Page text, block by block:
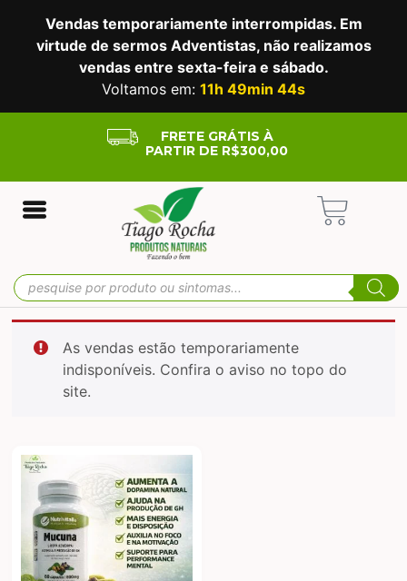
Vendas temporariamente interrompidas. Em
virtude de sermos Adventistas, não realizamos
vendas entre sexta-feira e sábado.
Voltamos em: 11h 49min 44s
FRETE GRÁTIS À
PARTIR DE R$300,00
As vendas estão temporariamente
indisponíveis. Confira o aviso no topo do
site.